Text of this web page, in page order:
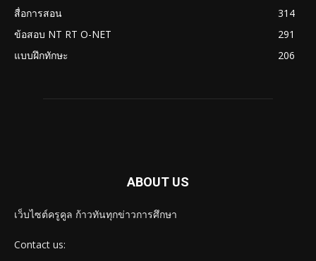
สื่อการสอน
314
ข้อสอบ NT RT O-NET
291
แบบฝึกทักษะ
206
ABOUT US
เว็บไซต์ครูคูล ก้าวทันทุกข่าวการศึกษา
Contact us: